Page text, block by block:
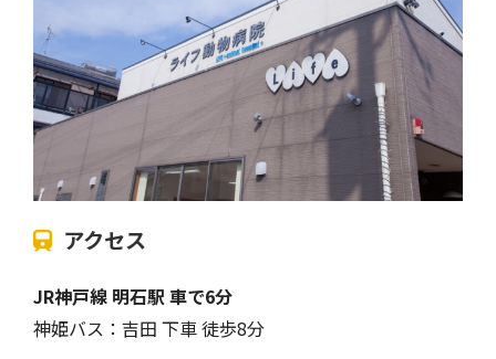
アクセス
JR神戸線 明石駅 車で6分
神姫バス：吉田 下車 徒歩8分